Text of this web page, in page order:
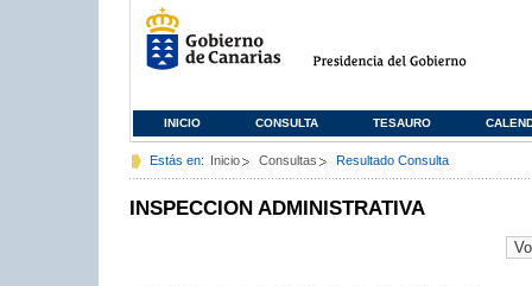
INICIO CONSULTA TESAURO
Estás en: Inicio Consultas Resultado Consulta
INSPECCION ADMINISTRATIVA